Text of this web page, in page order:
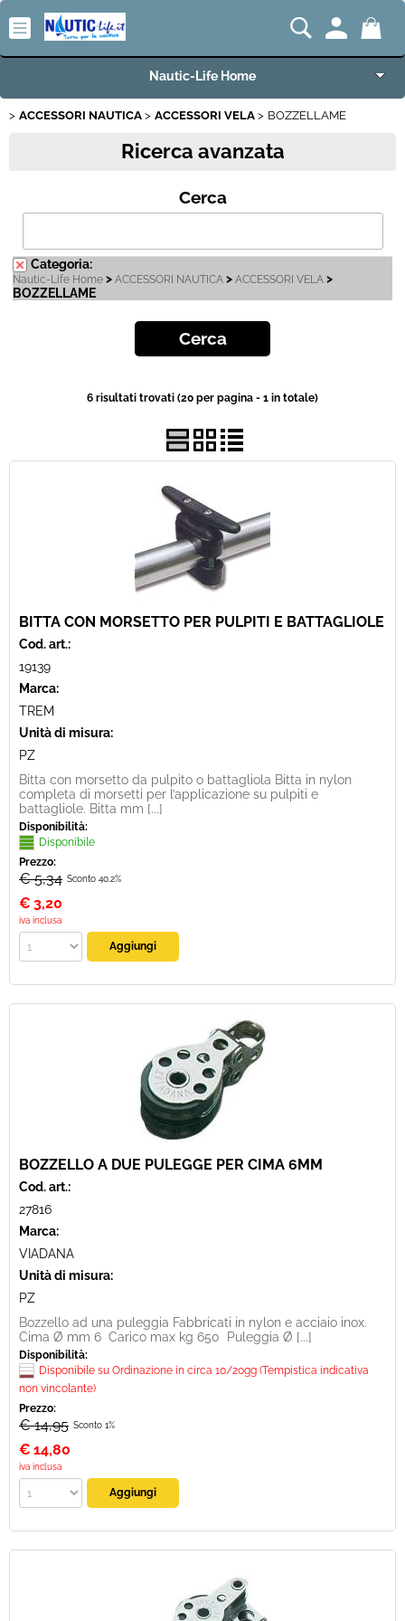
Nautic-Life Home
Accessori e Ricambi
Carrelli Porta Barca
Offerte del Mese
Convenzioni
Usato
Pronta Consegna
ACCESSORI NAUTICA ACCESSORI VELA BOZZELLAME
Ricerca avanzata
Cerca
Categoria:
Nautic-Life Home > ACCESSORI NAUTICA > ACCESSORI VELA >
BOZZELLAME
6 risultati trovati (20 per pagina - 1 in totale)
BITTA CON MORSETTO PER PULPITI E BATTAGLIOLE
Cod. art.:
19139
Marca:
TREM
Unità di misura:
PZ
Bitta con morsetto da pulpito o battagliola Bitta in nylon
completa di morsetti per l’applicazione su pulpiti e
battagliole. Bitta mm [...]
Disponibilità:
Disponibile
Prezzo:
€ 5,34 Sconto 40.2%
€ 3,20
iva inclusa
BOZZELLO A DUE PULEGGE PER CIMA 6MM
Cod. art.:
27816
Marca:
VIADANA
Unità di misura:
PZ
Bozzello ad una puleggia Fabbricati in nylon e acciaio inox.
Cima Ø mm 6 Carico max kg 650 Puleggia Ø [...]
Disponibilità:
Disponibile su Ordinazione in circa 10/20gg (Tempistica indicativa
non vincolante)
Prezzo:
€ 14,95 Sconto 1%
€ 14,80
iva inclusa